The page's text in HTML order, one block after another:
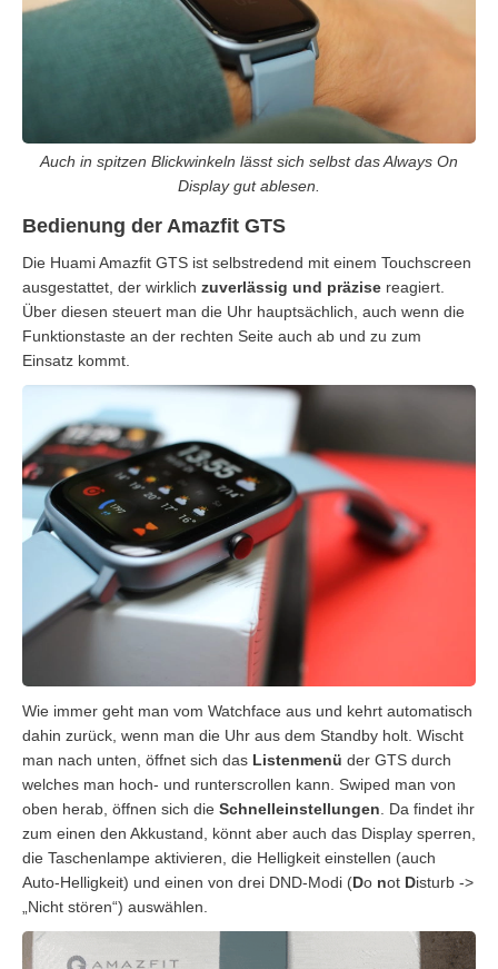
Auch in spitzen Blickwinkeln lässt sich selbst das Always On
Display gut ablesen.
Bedienung der Amazfit GTS
Die Huami Amazfit GTS ist selbstredend mit einem Touchscreen
ausgestattet, der wirklich zuverlässig und präzise reagiert.
Über diesen steuert man die Uhr hauptsächlich, auch wenn die
Funktionstaste an der rechten Seite auch ab und zu zum
Einsatz kommt.
Wie immer geht man vom Watchface aus und kehrt automatisch
dahin zurück, wenn man die Uhr aus dem Standby holt. Wischt
man nach unten, öffnet sich das Listenmenü der GTS durch
welches man hoch- und runterscrollen kann. Swiped man von
oben herab, öffnen sich die Schnelleinstellungen. Da findet ihr
zum einen den Akkustand, könnt aber auch das Display sperren,
die Taschenlampe aktivieren, die Helligkeit einstellen (auch
Auto-Helligkeit) und einen von drei DND-Modi (Do not Disturb ->
„Nicht stören“) auswählen.